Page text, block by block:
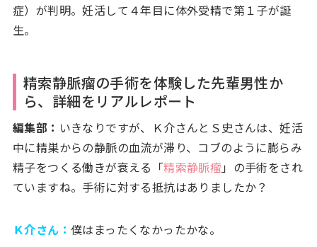
症）が判明。妊活して４年目に体外受精で第１子が誕
生。
精索静脈瘤の手術を体験した先輩男性か
ら、詳細をリアルレポート
編集部： いきなりですが、Ｋ介さんとＳ史さんは、妊活
中に精巣からの静脈の血流が滞り、コブのように膨らみ
精子をつくる働きが衰える「精索静脈瘤 」の手術をされ
ていますね。手術に対する抵抗はありましたか？
Ｋ介さん： 僕はまったくなかったかな。